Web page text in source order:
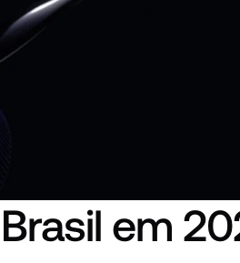
em